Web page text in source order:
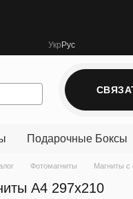
Укр Рус
Подарочные Боксы
Фотомагниты Магниты с
A4 297x210